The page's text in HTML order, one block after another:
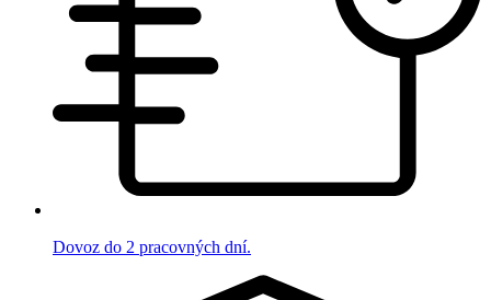
Dovoz do 2 pracovných dní.